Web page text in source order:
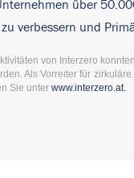
über
verbessern und
von Interzero
Als Vorreiter für
Sie unter www.interzero.at.